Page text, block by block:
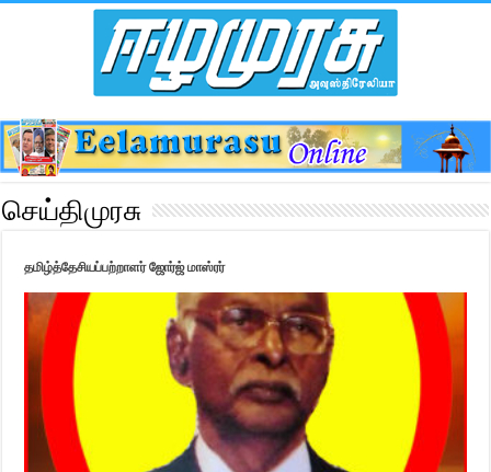
செய்திமுரசு
தமிழ்த்தேசியப்பற்றாளர் ஜோர்ஜ் மாஸ்ரர்